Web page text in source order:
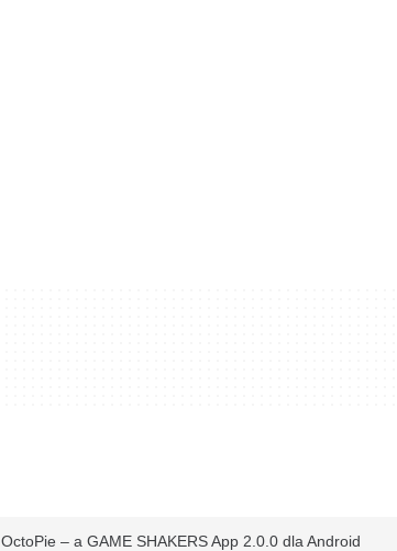
OctoPie – a GAME SHAKERS App 2.0.0 dla Android